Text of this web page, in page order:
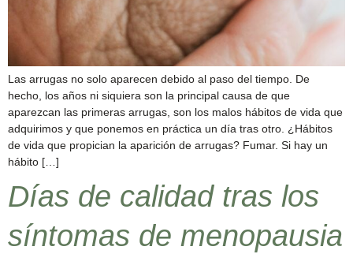
Las arrugas no solo aparecen debido al paso del tiempo. De
hecho, los años ni siquiera son la principal causa de que
aparezcan las primeras arrugas, son los malos hábitos de vida que
adquirimos y que ponemos en práctica un día tras otro. ¿Hábitos
de vida que propician la aparición de arrugas? Fumar. Si hay un
hábito […]
Días de calidad tras los
síntomas de menopausia